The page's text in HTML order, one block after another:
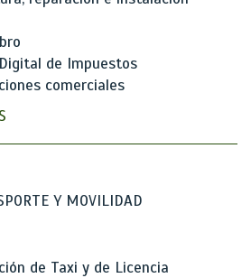
de Impuestos
comerciales
Y MOVILIDAD
de Taxi y de Licencia